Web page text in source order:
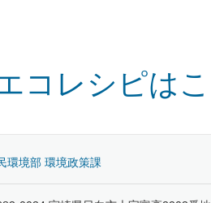
コレシピは
環境部 環境政策課